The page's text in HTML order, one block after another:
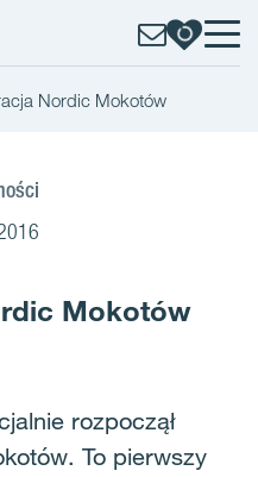
Nordic Mokotów
Mokotów
rozpoczął
To pierwszy